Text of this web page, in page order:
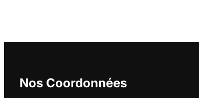
Nos Coordonnées